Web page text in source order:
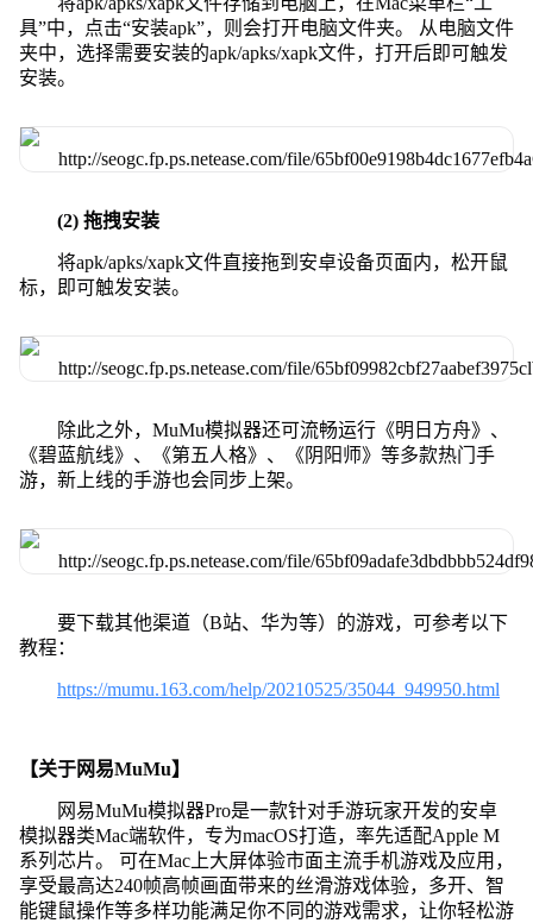
具”中，点击“安装apk”，则会打开电脑文件夹。 从电脑文件
夹中，选择需要安装的apk/apks/xapk文件，打开后即可触发
安装。
(2) 拖拽安装
将apk/apks/xapk文件直接拖到安卓设备页面内，松开鼠
标，即可触发安装。
除此之外，MuMu模拟器还可流畅运行《明日方舟》、
《碧蓝航线》、《第五人格》、《阴阳师》等多款热门手
游，新上线的手游也会同步上架。
要下载其他渠道（B站、华为等）的游戏，可参考以下
教程：
https://mumu.163.com/help/20210525/35044_949950.html
【关于网易MuMu】
网易MuMu模拟器Pro是一款针对手游玩家开发的安卓
模拟器类Mac端软件，专为macOS打造，率先适配Apple M
系列芯片。 可在Mac上大屏体验市面主流手机游戏及应用，
享受最高达240帧高帧画面带来的丝滑游戏体验，多开、智
能键鼠操作等多样功能满足你不同的游戏需求，让你轻松游